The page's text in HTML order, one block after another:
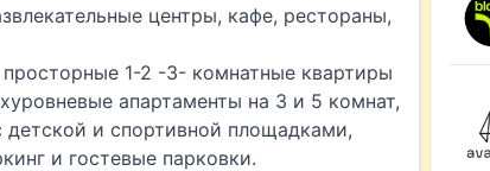
центры, кафе, рестораны,
1-2 -3- комнатные квартиры
апартаменты на 3 и 5 комнат,
детской и спортивной площадками,
и гостевые парковки.